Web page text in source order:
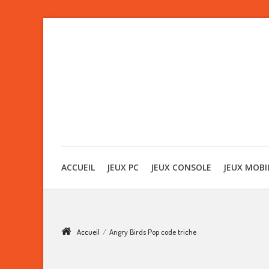
ACCUEIL JEUX PC JEUX CONSOLE JEUX
Accueil / Angry Birds Pop code triche